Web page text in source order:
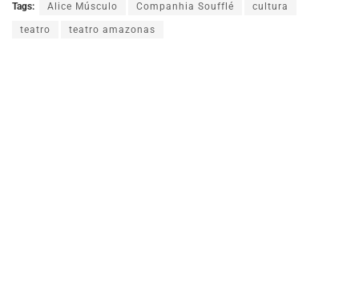
Tags: Alice Músculo Companhia Soufflé cultura
teatro teatro amazonas